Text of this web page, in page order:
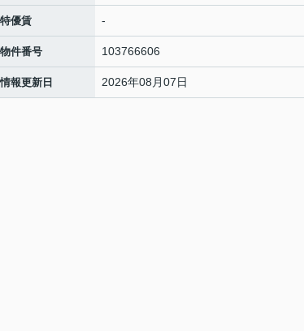
特優賃 -
物件番号 103766606
情報更新日 2026年08月07日